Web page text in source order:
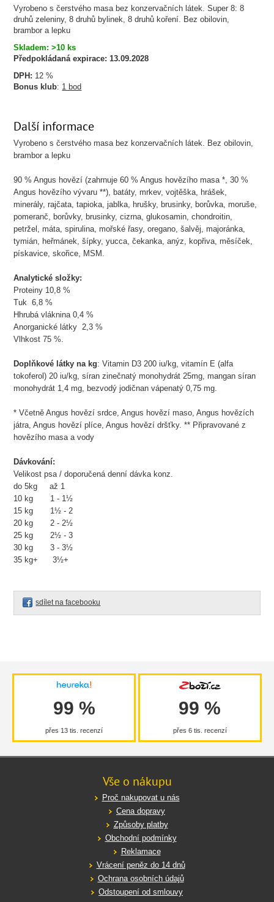
Vyrobeno s čerstvého masa bez konzervačních látek. Super 8: 8
druhů zeleniny, 8 druhů bylinek, 8 druhů koření. Bez obilovin,
brambor a lepku
Skladem: >10 ks
Předpokládaná expirace: 13.09.2028
DPH: 12 %
Bonus klub: 1 bod
Další informace
Vyrobeno s čerstvého masa bez konzervačních látek. Bez obilovin,
brambor a lepku
90 % Angus hovězí (zahrnuje 60 % Angus hovězího masa *, 30 %
Angus hovězího vývaru **), batáty, mrkev, vojtěška, hrášek,
minerály, rajčata, tapioka, jablka, hrušky, brusinky, borůvka, moruše,
pomeranč, borůvky, brusinky, cizrna, glukosamin, chondroitin,
petržel, máta, spirulina, mořské řasy, oregano, šalvěj, majoránka,
tymián, heřmánek, šípky, yucca, čekanka, anýz, kopřiva, měsíček,
pískavice, skořice, MSM.
Analytické složky:
Proteiny 10,8 %
Tuk 6,8 %
Hhrubá vláknina 0,4 %
Anorganické látky 2,3 %
Vlhkost 75 %.
Doplňkové látky na kg: Vitamin D3 200 iu/kg, vitamín E (alfa
tokoferol) 20 iu/kg, síran zinečnatý monohydrát 25mg, mangan síran
monohydrát 1,4 mg, bezvodý jodičnan vápenatý 0,75 mg.
* Včetně Angus hovězí srdce, Angus hovězí maso, Angus hovězích
játra, Angus hovězí plíce, Angus hovězí dršťky. ** Připravované z
hovězího masa a vody
Dávkování:
Velikost psa / doporučená denní dávka konz.
do 5kg až 1
10 kg 1 - 1½
15 kg 1½ - 2
20 kg 2 - 2½
25 kg 2½ - 3
30 kg 3 - 3½
35 kg+ 3½+
sdílet na facebooku
99 %
přes 13 tis. recenzí
99 %
přes 6 tis. recenzí
Vše o nákupu
Proč nakupovat u nás
Cena dopravy
Způsoby platby
Obchodní podmínky
Reklamace
Vrácení peněz do 14 dnů
Ochrana osobních údajů
Odstoupení od smlouvy